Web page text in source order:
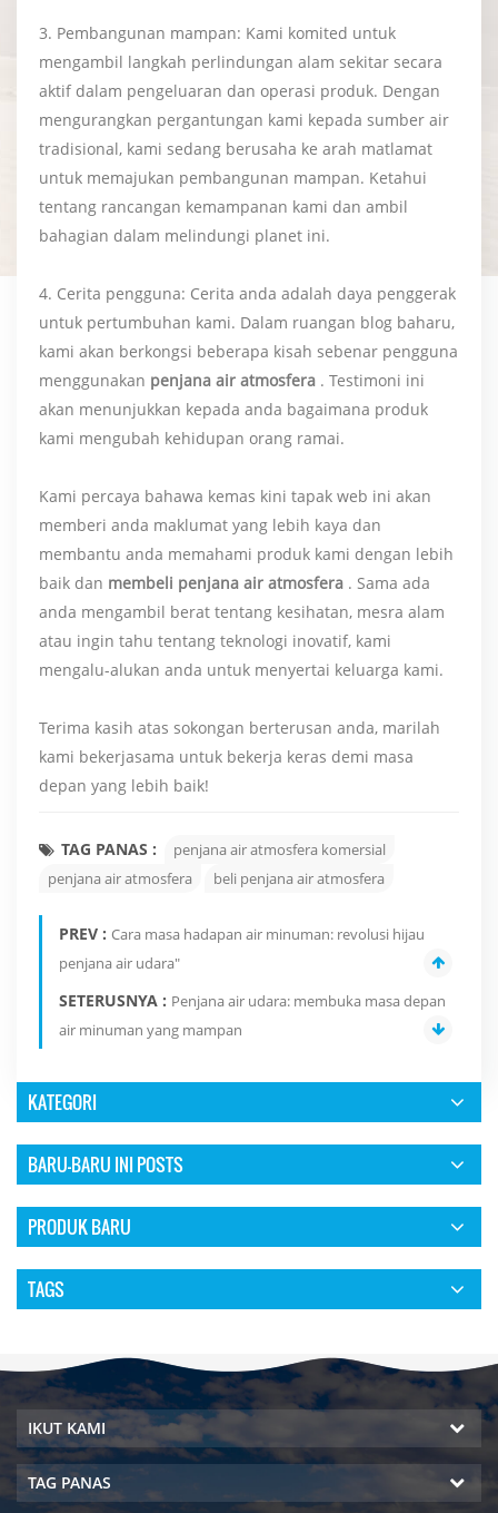
3. Pembangunan mampan: Kami komited untuk
mengambil langkah perlindungan alam sekitar secara
aktif dalam pengeluaran dan operasi produk. Dengan
mengurangkan pergantungan kami kepada sumber air
tradisional, kami sedang berusaha ke arah matlamat
untuk memajukan pembangunan mampan. Ketahui
tentang rancangan kemampanan kami dan ambil
bahagian dalam melindungi planet ini.
4. Cerita pengguna: Cerita anda adalah daya penggerak
untuk pertumbuhan kami. Dalam ruangan blog baharu,
kami akan berkongsi beberapa kisah sebenar pengguna
menggunakan penjana air atmosfera . Testimoni ini
akan menunjukkan kepada anda bagaimana produk
kami mengubah kehidupan orang ramai.
Kami percaya bahawa kemas kini tapak web ini akan
memberi anda maklumat yang lebih kaya dan
membantu anda memahami produk kami dengan lebih
baik dan membeli penjana air atmosfera . Sama ada
anda mengambil berat tentang kesihatan, mesra alam
atau ingin tahu tentang teknologi inovatif, kami
mengalu-alukan anda untuk menyertai keluarga kami.
Terima kasih atas sokongan berterusan anda, marilah
kami bekerjasama untuk bekerja keras demi masa
depan yang lebih baik!
TAG PANAS :
penjana air atmosfera komersial
penjana air atmosfera
beli penjana air atmosfera
PREV : Cara masa hadapan air minuman: revolusi hijau
penjana air udara"
SETERUSNYA : Penjana air udara: membuka masa depan
air minuman yang mampan
KATEGORI
BARU-BARU INI POSTS
PRODUK BARU
TAGS
IKUT KAMI
TAG PANAS